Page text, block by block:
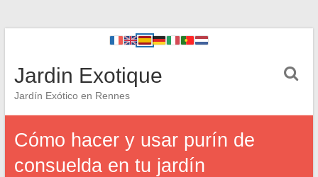
Jardin Exotique
Jardín Exótico en Rennes
Cómo hacer y usar purín de
consuelda en tu jardín